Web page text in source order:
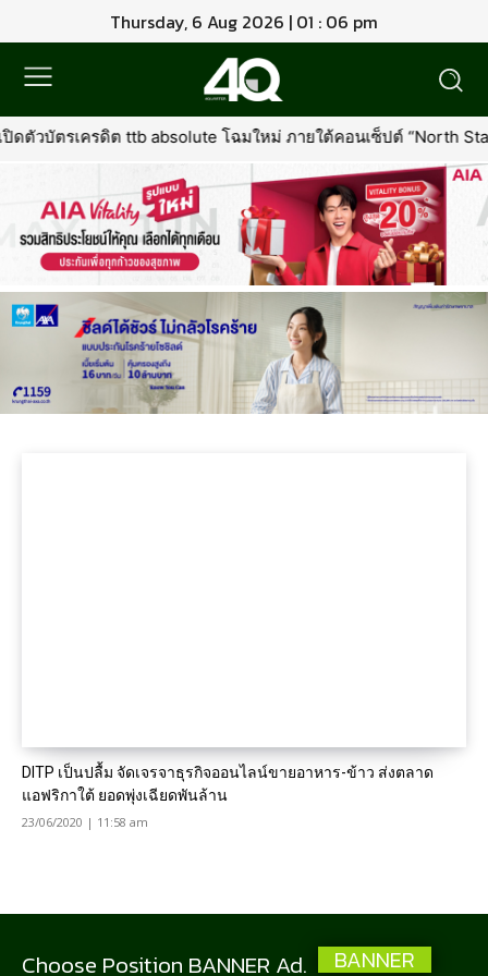
Thursday, 6 Aug 2026 | 01 : 06 pm
ตัวบัตรเครดิต ttb absolute โฉมใหม่ ภายใต้คอนเซ็ปต์ “North
DITP เป็นปลื้ม จัดเจรจาธุรกิจออนไลน์ขายอาหาร-ข้าว ส่งตลาด
แอฟริกาใต้ ยอดพุ่งเฉียดพันล้าน
23/06/2020 | 11:58 am
Choose Position BANNER Ad. BANNER